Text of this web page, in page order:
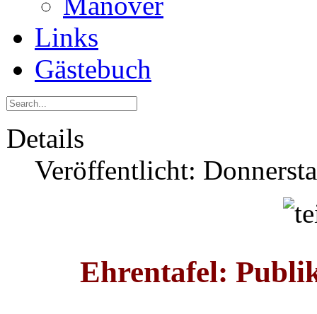
Links
Gästebuch
Details
Veröffentlicht:
Ehrentafel: